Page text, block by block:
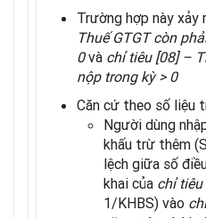
Trường hợp này xảy
Thuế GTGT còn
0và chỉ tiêu [08] –
nộp trong kỳ > 0
Căn cứ theo số liệu
Người dùng
khấu trừ thêm
lệch giữa số
khai của chỉ
1/KHBS) vào